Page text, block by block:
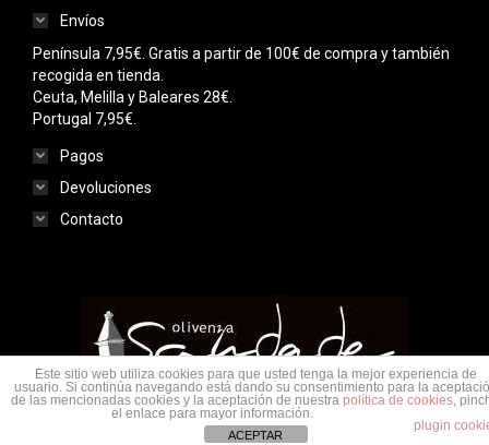
Envíos
Península 7,95€. Gratis a partir de 100€ de compra y también
recogida en tienda.
Ceuta, Melilla y Baleares 28€.
Portugal 7,95€.
Pagos
Devoluciones
Contacto
Menu legal
© Saudade Olivenza 2020. Todos los derechos reservados.
Este sitio web utiliza cookies para que usted tenga la mejor experiencia de
usuario. Si continúa navegando está dando su consentimiento para la
de las mencionadas cookies y la aceptación de nuestra política de cookies,
el enlace para mayor información.
plugin
ACEPTAR